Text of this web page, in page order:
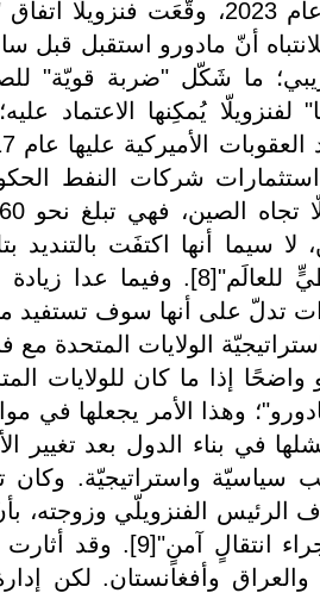
ففي عام 2023، وقّعَت
للانتباه أنّ مادورو استقبل قبل
ما شَكّل "ضربة قويّة"
لفنزويلّا يُمكِنها الاعتماد
لا سيما أنها اكتفَت
"شرطيٍّ للعالَم"[8].
تدلّ على أنها سوف تستفيد
استراتيجيّة الولايات المتحدة مع
واضحًا إذا ما كان للولايات
وهذا الأمر يجعلها في
في بناء الدول بعد تغيير
سياسيّة واستراتيجيّة.
الرئيس الفنزويلّي وزوجته،
من إجراء
والعراق وأفغانستان. لكن